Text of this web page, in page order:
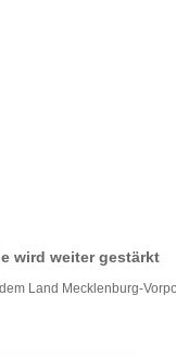
wird weiter gestärkt
Land Mecklenburg-